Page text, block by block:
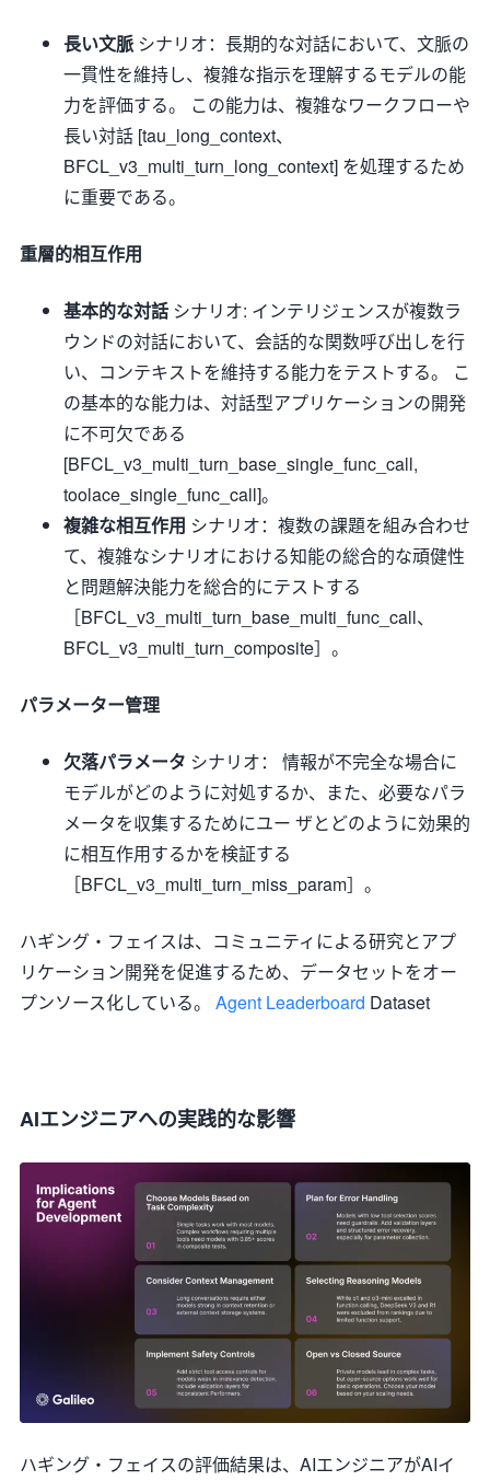
長い文脈 シナリオ：長期的な対話において、文脈の
一貫性を維持し、複雑な指示を理解するモデルの能
力を評価する。 この能力は、複雑なワークフローや
長い対話 [tau_long_context、
BFCL_v3_multi_turn_long_context] を処理するため
に重要である。
重層的相互作用
基本的な対話 シナリオ: インテリジェンスが複数ラ
ウンドの対話において、会話的な関数呼び出しを行
い、コンテキストを維持する能力をテストする。 こ
の基本的な能力は、対話型アプリケーションの開発
に不可欠である
[BFCL_v3_multi_turn_base_single_func_call,
toolace_single_func_call]。
複雑な相互作用 シナリオ：複数の課題を組み合わせ
て、複雑なシナリオにおける知能の総合的な頑健性
と問題解決能力を総合的にテストする
［BFCL_v3_multi_turn_base_multi_func_call、
BFCL_v3_multi_turn_composite］。
パラメーター管理
欠落パラメータ シナリオ： 情報が不完全な場合に
モデルがどのように対処するか、また、必要なパラ
メータを収集するためにユー ザとどのように効果的
に相互作用するかを検証する
［BFCL_v3_multi_turn_miss_param］。
ハギング・フェイスは、コミュニティによる研究とアプ
リケーション開発を促進するため、データセットをオー
プンソース化している。 Agent Leaderboard Dataset
AIエンジニアへの実践的な影響
ハギング・フェイスの評価結果は、AIエンジニアがAIイ